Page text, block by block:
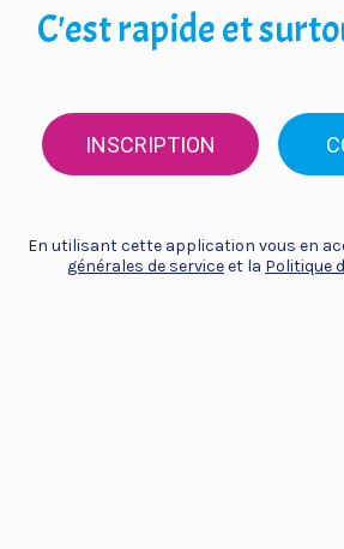
C'est rapide et
INSCRIPTION
En utilisant cette application vous en
générales de serviceet la Politique